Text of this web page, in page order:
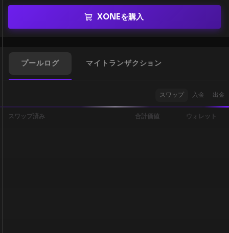
XONEを購入
プールログ マイトランザクション
スワップ 入金 出金
スワップ済み 合計価値 ウォレット